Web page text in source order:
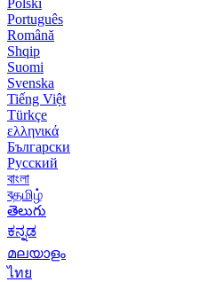
Português
Română
Shqip
Suomi
Svenska
Tiếng Việt
Türkçe
ελληνικά
Български
Русский
বাংলা
বதமிழ்
తెలుగు
ಕನ್ನಡ
മലയാളം
ไทย